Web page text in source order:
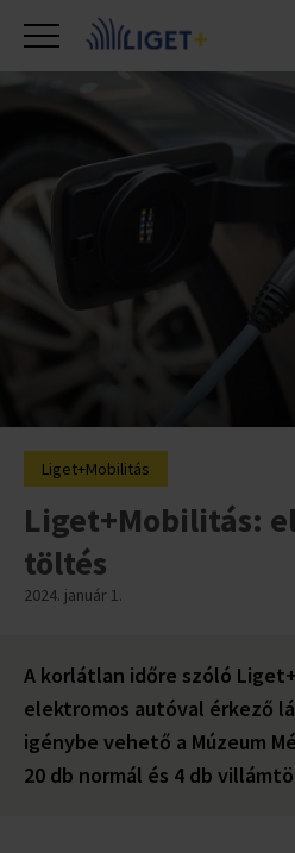
Liget+Mobilitás
Liget+Mobilitás:
töltés
2024. január 1.
A korlátlan időre szóló
elektromos autóval érkező
igénybe vehető a Múzeum
20 db normál és 4 db